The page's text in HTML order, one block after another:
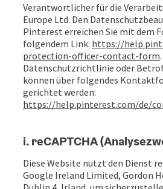
Verantwortlicher für die
Europe Ltd. Den
Pinterest erreichen Sie mit dem
folgendem Link: https://
protection-officer-contact-form
Datenschutzrichtlinie oder
können über folgendes
gerichtet werden:
https://help.pinterest.com/de/
i. reCAPTCHA
Diese Website nutzt den Dienst
Google Ireland Limited, Gordon